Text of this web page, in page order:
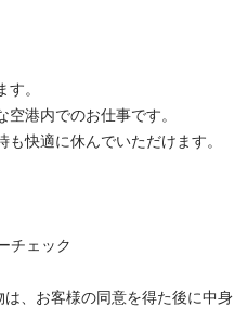
。
港内でのお仕事です。
快適に休んでいただけます。
チェック
、お客様の同意を得た後に中身